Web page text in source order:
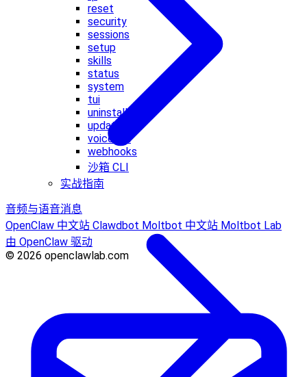
reset
security
sessions
setup
skills
status
system
tui
uninstall
update
voicecall
webhooks
沙箱 CLI
实战指南
音频与语音消息
OpenClaw 中文站 Clawdbot Moltbot 中文站 Moltbot Lab
由 OpenClaw 驱动
© 2026 openclawlab.com